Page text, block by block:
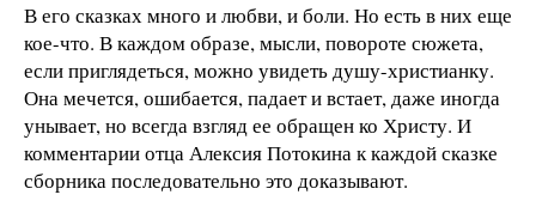
В его сказках много и любви, и боли. Но есть в них еще
кое-что. В каждом образе, мысли, повороте сюжета,
если приглядеться, можно увидеть душу-христианку.
Она мечется, ошибается, падает и встает, даже иногда
унывает, но всегда взгляд ее обращен ко Христу. И
комментарии отца Алексия Потокина к каждой сказке
сборника последовательно это доказывают.